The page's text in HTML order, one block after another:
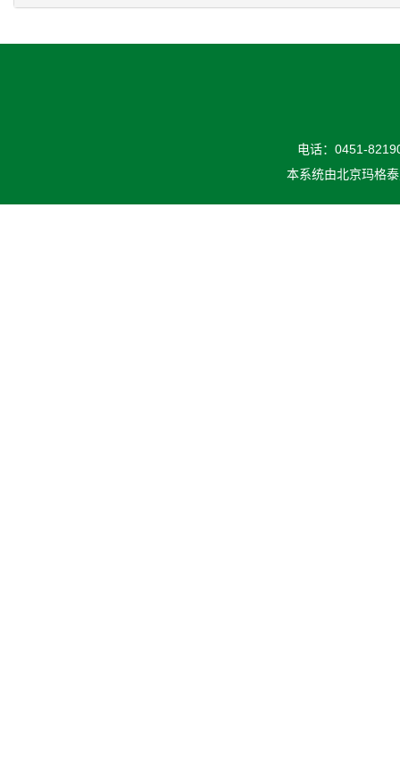
电话：0451-
本系统由北京玛格